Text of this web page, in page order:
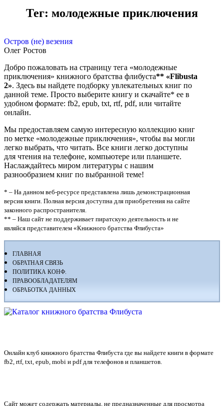
Тег: молодежные приключения
Остров (не) везения
Олег Ростов
Добро пожаловать на страницу тега «молодежные
приключения» книжного братства флибуста** «Flibusta
2». Здесь вы найдете подборку увлекательных книг по
данной теме. Просто выберите книгу и скачайте* ее в
удобном формате: fb2, epub, txt, rtf, pdf, или читайте
онлайн.
Мы предоставляем самую интересную коллекцию книг
по метке «молодежные приключения», чтобы вы могли
легко выбрать, что читать. Все книги легко доступны
для чтения на телефоне, компьютере или планшете.
Наслаждайтесь миром литературы с нашим
разнообразием книг по выбранной теме!
* – На данном веб-ресурсе представлена лишь демонстрационная
версия книги. Полная версия доступна для приобретения на сайте
законного распространителя.
** – Наш сайт не поддерживает пиратскую деятельность и не
являйся представителем «Книжного братства Флибуста»
ГЛАВНАЯ
ОБРАТНАЯ СВЯЗЬ
ПОЛИТИКА КОНФ.
ПРАВООБЛАДАТЕЛЯМ
ОБРАБОТКА ДАННЫХ
Онлайн клуб книжного братства Флибуста где вы найдете книги в формате
fb2, rtf, txt, epub, mobi и pdf для телефонов и планшетов.
Сайт может содержать материалы, не предназначенные для просмотра